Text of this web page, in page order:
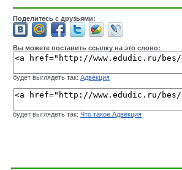
Поделитесь с друзьями:
Вы можете поставить ссылку на это слово:
будет выглядеть так: Адвекция
будет выглядеть так: Что такое Адвекция